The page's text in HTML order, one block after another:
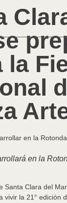
la
en la
Santa Clara del
vivir la 21° edición